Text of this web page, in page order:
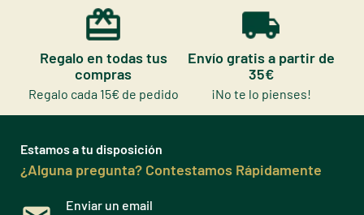
Regalo en todas tus
compras
Regalo cada 15€ de pedido
Envío gratis a partir de
35€
¡No te lo pienses!
Estamos a tu disposición
¿Alguna pregunta? Contestamos Rápidamente
Enviar un email